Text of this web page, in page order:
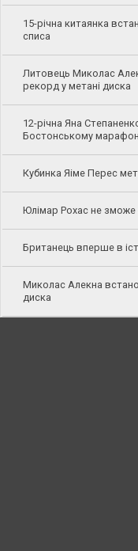
15-річна китаянка
списа
Литовець Миколас
рекорд у метані диска
12-річна Яна
Бостонському
Кубинка Яіме Перес
Юлімар Рохас не зможе
Британець вперше в
Миколас Алекна
диска